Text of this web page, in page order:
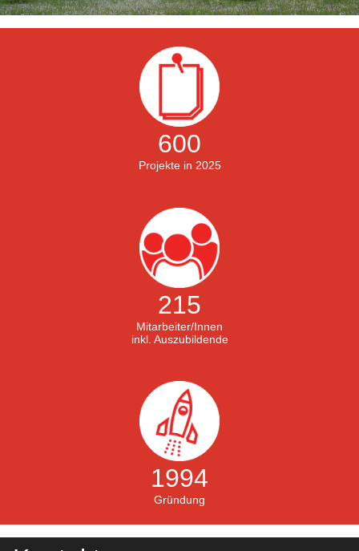
600
Projekte in 2025
215
Mitarbeiter/Innen
inkl. Auszubildende
1994
Gründung